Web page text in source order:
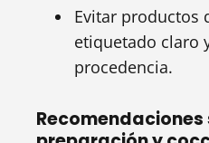
Evitar productos
etiquetado claro
procedencia.
Recomendaciones